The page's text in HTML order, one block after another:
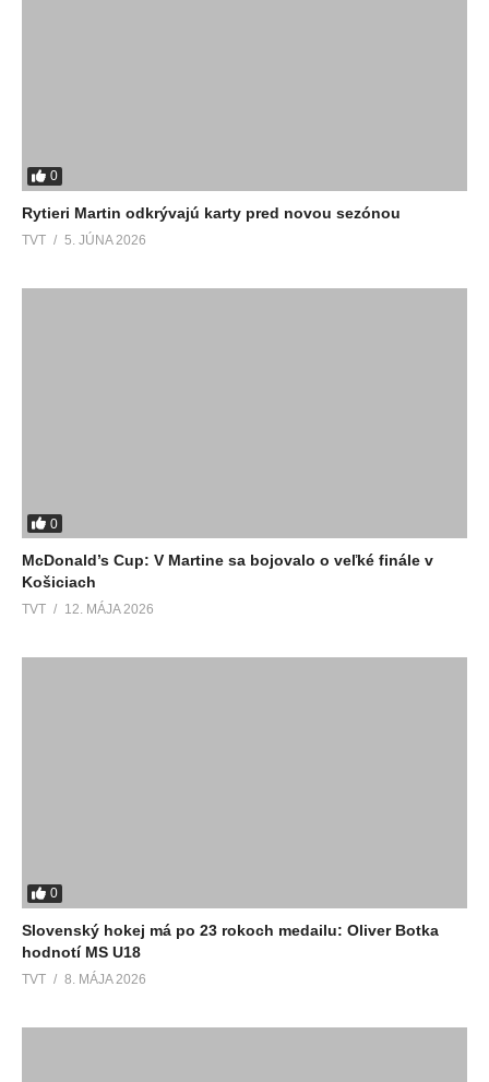
0
Rytieri Martin odkrývajú karty pred novou sezónou
TVT 5. JÚNA 2026
0
McDonald’s Cup: V Martine sa bojovalo o veľké finále v
Košiciach
TVT 12. MÁJA 2026
0
Slovenský hokej má po 23 rokoch medailu: Oliver Botka
hodnotí MS U18
TVT 8. MÁJA 2026